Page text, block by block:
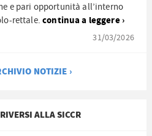
e pari opportunità all’interno
rettale.continua a leggere ›
31/03/2026
NOTIZIE ›
ALLA SICCR